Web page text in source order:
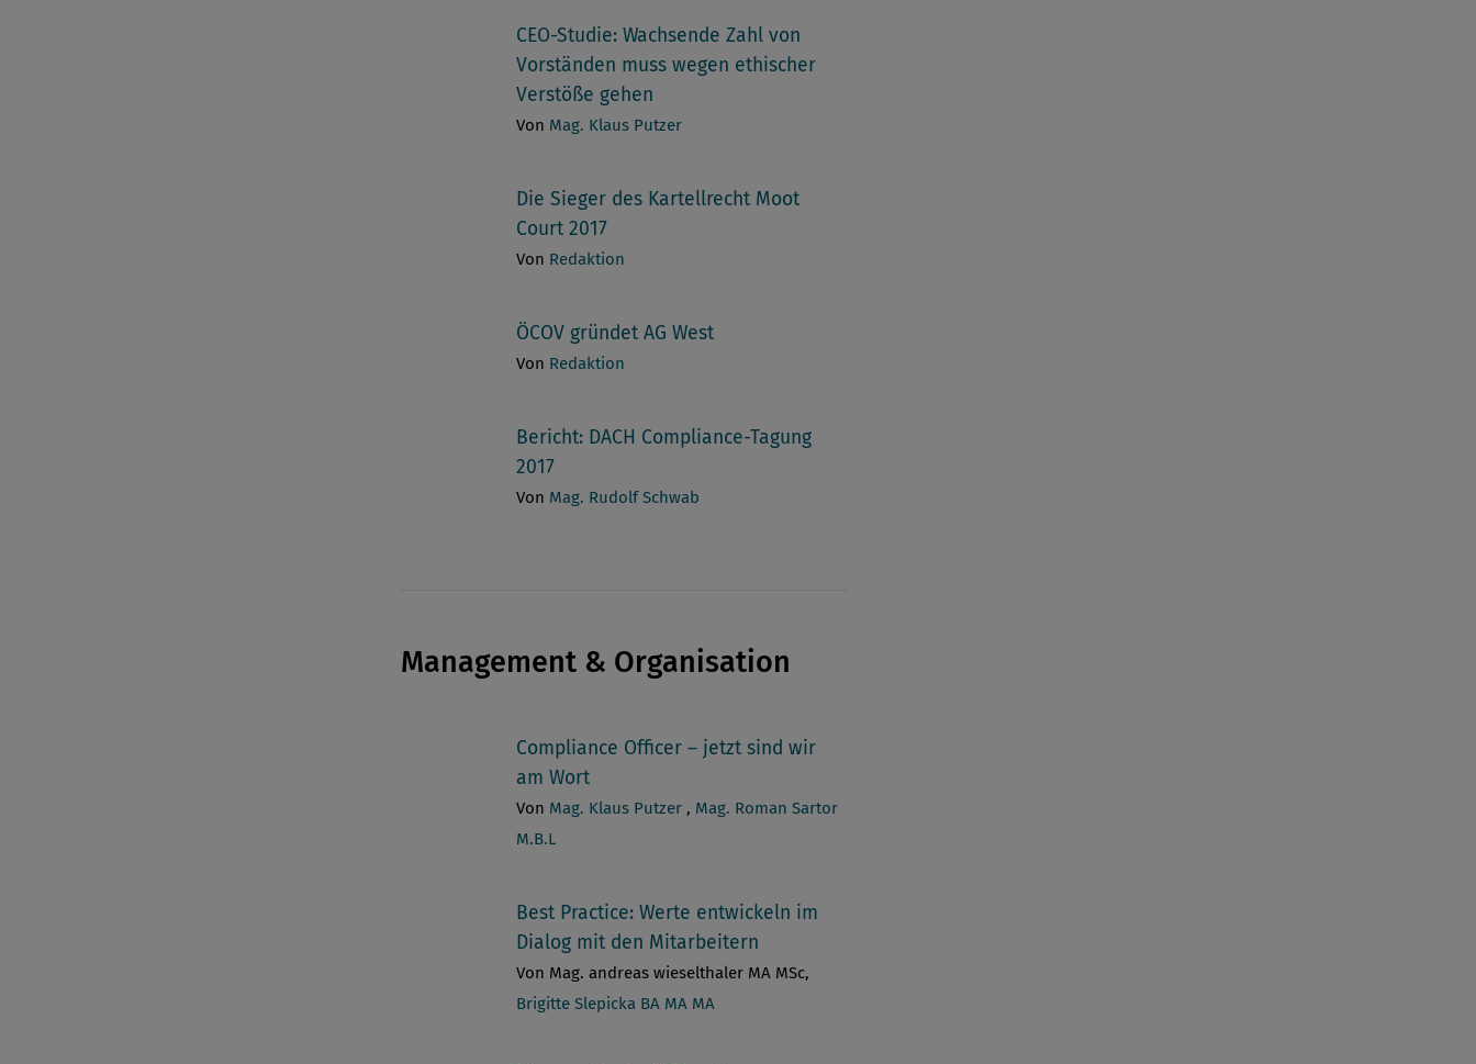
CEO-Studie: Wachsende Zahl von
Vorständen muss wegen ethischer
Verstöße gehen
Von Mag. Klaus Putzer
Die Sieger des Kartellrecht Moot
Court 2017
Von Redaktion
ÖCOV gründet AG West
Von Redaktion
Bericht: DACH Compliance-Tagung
2017
Von Mag. Rudolf Schwab
Management & Organisation
Compliance Officer – jetzt sind wir
am Wort
Von Mag. Klaus Putzer , Mag. Roman Sartor
M.B.L
Best Practice: Werte entwickeln im
Dialog mit den Mitarbeitern
Von Mag. andreas wieselthaler MA MSc,
Brigitte Slepicka BA MA MA